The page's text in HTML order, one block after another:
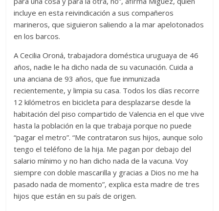
incluye en esta reivindicación a sus compañeros
marineros, que siguieron saliendo a la mar apelotonados
en los barcos.
A Cecilia Oroná, trabajadora doméstica uruguaya de 46
años, nadie le ha dicho nada de su vacunación. Cuida a
una anciana de 93 años, que fue inmunizada
recientemente, y limpia su casa. Todos los días recorre
12 kilómetros en bicicleta para desplazarse desde la
habitación del piso compartido de Valencia en el que vive
hasta la población en la que trabaja porque no puede
“pagar el metro”. “Me contrataron sus hijos, aunque solo
tengo el teléfono de la hija. Me pagan por debajo del
salario mínimo y no han dicho nada de la vacuna. Voy
siempre con doble mascarilla y gracias a Dios no me ha
pasado nada de momento”, explica esta madre de tres
hijos que están en su país de origen.